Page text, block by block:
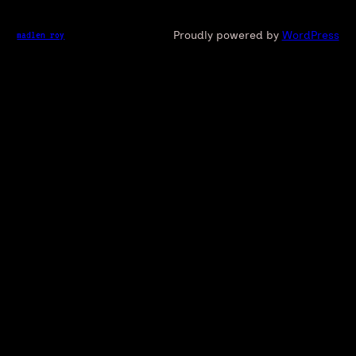
madlen roy Proudly powered by WordPress